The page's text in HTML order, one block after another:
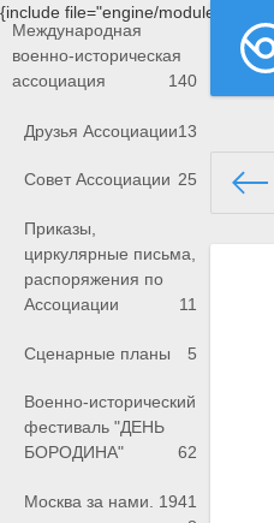
{include file="engine/modules/
Международная
военно-историческая
ассоциация
140
Друзья Ассоциации13
Совет Ассоциации 25
Приказы,
циркулярные письма,
распоряжения по
Ассоциации
11
Сценарные планы 5
Военно-исторический
фестиваль "ДЕНЬ
БОРОДИНА"
62
Москва за нами. 1941